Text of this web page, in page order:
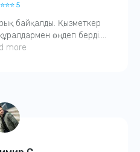
5
байқалды. Қызметкер
өңдеп берді.
сенім бар.
more